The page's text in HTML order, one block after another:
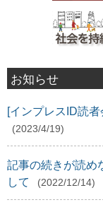
お知らせ
[インプレスID読
(2023/4/19)
記事の続きが読め
して
(2022/12/14)